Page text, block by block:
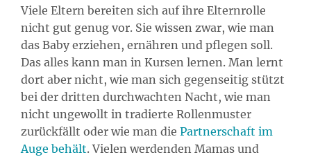
Viele Eltern bereiten sich auf ihre Elternrolle
nicht gut genug vor. Sie wissen zwar, wie man
das Baby erziehen, ernähren und pflegen soll.
Das alles kann man in Kursen lernen. Man lernt
dort aber nicht, wie man sich gegenseitig stützt
bei der dritten durchwachten Nacht, wie man
nicht ungewollt in tradierte Rollenmuster
zurückfällt oder wie man die Partnerschaft im
Auge behält. Vielen werdenden Mamas und